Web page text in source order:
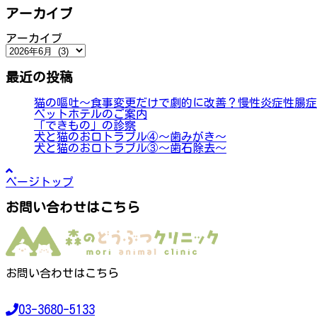
アーカイブ
アーカイブ
最近の投稿
猫の嘔吐～食事変更だけで劇的に改善？慢性炎症性腸
ペットホテルのご案内
「できもの」の診察
犬と猫のお口トラブル④～歯みがき～
犬と猫のお口トラブル③～歯石除去～
ページトップ
お問い合わせはこちら
お問い合わせはこちら
03-3680-5133